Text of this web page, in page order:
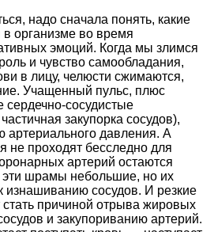
надо сначала понять, какие
в организме во время
эмоций. Когда мы злимся
и чувство самообладания,
в лицу, челюсти сжимаются,
Учащенный пульс, плюс
сосудистые
закупорка сосудов),
давления. А
не проходят бесследно для
артерий остаются
шрамы небольшие, но их
изнашиванию сосудов. И резкие
стать причиной отрыва жировых
и закупориванию артерий.